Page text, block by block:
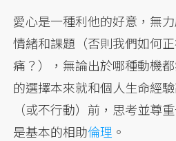
愛心是一種利他的好意，無
情緒和課題（否則我們如何
痛？），無論出於哪種動機
的選擇本來就和個人生命經
（或不行動）前，思考並尊
是基本的相助倫理 。